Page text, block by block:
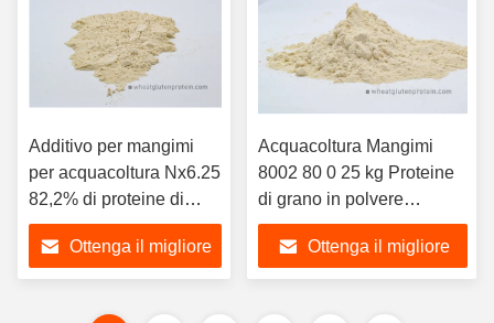
Additivo per mangimi
per acquacoltura Nx6.25
82,2% di proteine di
grano in polvere
Ottenga il migliore
Acquacoltura Mangimi
8002 80 0 25 kg Proteine
di grano in polvere
Insolubile in acqua
Ottenga il migliore